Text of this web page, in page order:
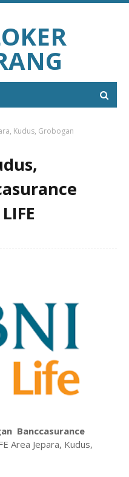
Kudus, Grobogan
Banccasurance
Area Jepara, Kudus,